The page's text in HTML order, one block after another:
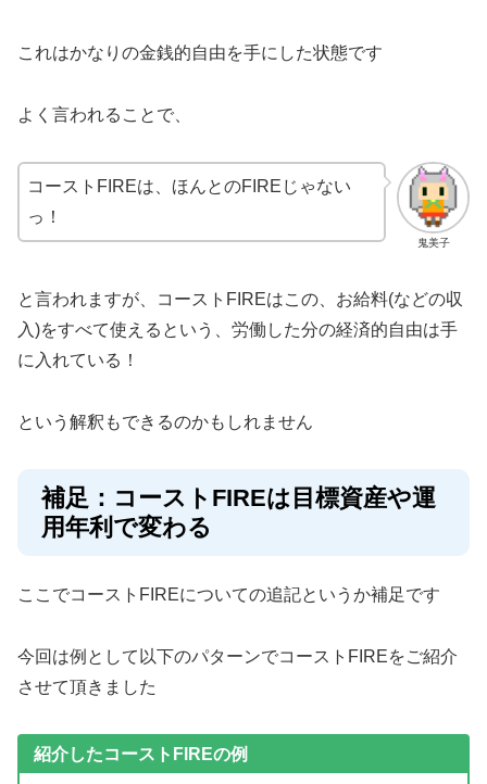
これはかなりの金銭的自由を手にした状態です
よく言われることで、
鬼美子
コーストFIREは、ほんとのFIREじゃない
っ！
と言われますが、コーストFIREはこの、お給料(などの収
入)をすべて使えるという、労働した分の経済的自由は手
に入れている！
という解釈もできるのかもしれません
補足：コーストFIREは目標資産や運
用年利で変わる
ここでコーストFIREについての追記というか補足です
今回は例として以下のパターンでコーストFIREをご紹介
させて頂きました
紹介したコーストFIREの例